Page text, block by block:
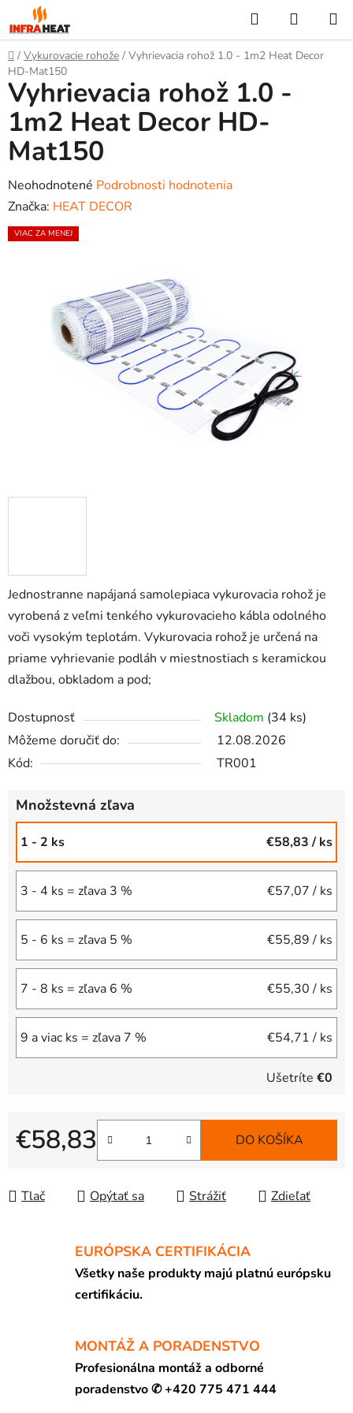
Prejsť
na
obsah
Hľadať
KOŠÍK
Domov
/ Vykurovacie rohože / Vyhrievacia rohož 1.0 - 1m2 Heat Decor
HD-Mat150
Jednostranne napájaná samolepiaca vykurovacia rohož je
vyrobená z veľmi tenkého vykurovacieho kábla odolného
voči vysokým teplotám. Vykurovacia rohož je určená na
priame vyhrievanie podláh v miestnostiach s keramickou
dlažbou, obkladom a pod;
Dostupnosť Skladom (34 ks)
Môžeme doručiť do:
12.08.2026
Kód:
TR001
Množstevná zľava
1 - 2 ks €58,83 / ks
3 - 4 ks = zľava 3 % €57,07 / ks
5 - 6 ks = zľava 5 % €55,89 / ks
7 - 8 ks = zľava 6 % €55,30 / ks
9 a viac ks = zľava 7 % €54,71 / ks
Ušetríte €0
€58,83
Jednotková cena:
DO KOŠÍKA
Tlač Opýtať sa Strážiť Zdieľať
Vyhrievacia rohož 1.0 -
1m2 Heat Decor HD-
Mat150
Priemerné
hodnotenie
produktu
hviezdičiek.
Neohodnotené Podrobnosti hodnotenia
Značka: HEAT DECOR
VIAC ZA MENEJ
EURÓPSKA CERTIFIKÁCIA
Všetky naše produkty majú platnú európsku
certifikáciu.
MONTÁŽ A PORADENSTVO
Profesionálna montáž a odborné
poradenstvo ✆ +420 775 471 444